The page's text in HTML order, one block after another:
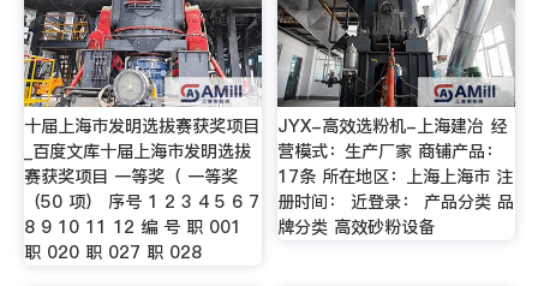
十届上海市发明选拔赛获奖项目
_百度文库十届上海市发明选拔
赛获奖项目 一等奖（ 一等奖
（50 项） 序号 1 2 3 4 5 6 7
8 9 10 11 12 编 号 职 001
职 020 职 027 职 028
JYX-高效选粉机-上海建冶 经
营模式：生产厂家 商铺产品：
17条 所在地区：上海上海市 注
册时间： 近登录： 产品分类 品
牌分类 高效砂粉设备